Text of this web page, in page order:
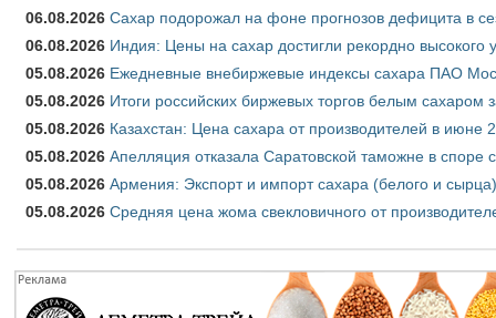
06.08.2026 Сахар подорожал на фоне прогнозов дефицита в
06.08.2026 Индия: Цены на сахар достигли рекордно высокого
05.08.2026 Ежедневные внебиржевые индексы сахара ПАО
05.08.2026 Итоги российских биржевых торгов белым сахаром
05.08.2026 Казахстан: Цена сахара от производителей в июне
05.08.2026 Апелляция отказала Саратовской таможне в
05.08.2026 Армения: Экспорт и импорт сахара (белого и
05.08.2026 Средняя цена жома свекловичного от